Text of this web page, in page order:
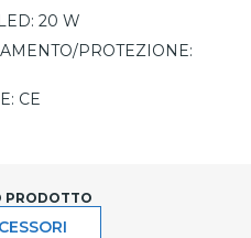
20 W
PROTEZIONE:
CE
PRODOTTO